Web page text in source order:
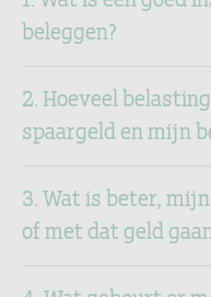
beleggen?
2. Hoeveel
spaargeld en mijn
3. Wat is beter,
of met dat geld